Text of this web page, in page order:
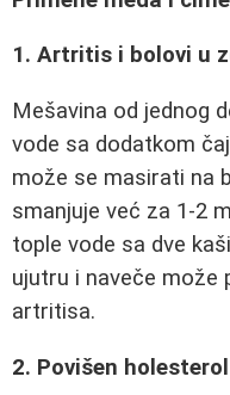
1. Artritis i bolovi u
Mešavina od jednog
vode sa dodatkom
može se masirati na
smanjuje već za 1-2
tople vode sa dve
ujutru i naveče može
artritisa.
2. Povišen holesterol